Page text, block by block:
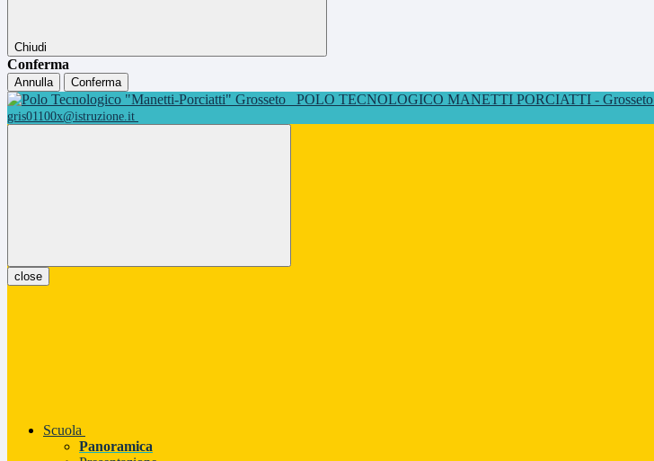
Chiudi
Conferma
Annulla Conferma
POLO TECNOLOGICO MANETTI PORCIATTI - Grosseto
gris01100x@istruzione.it
close
Scuola
Panoramica